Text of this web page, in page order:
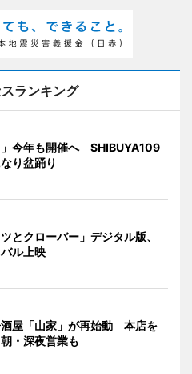
ランキング
」今年も開催へ SHIBUYA109
り盆踊り
とクローバー」デジタル版、
ル上映
屋「山家」が再始動 本店を
・深夜営業も